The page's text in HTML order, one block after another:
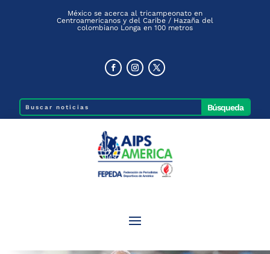
México se acerca al tricampeonato en
Centroamericanos y del Caribe / Hazaña del
colombiano Longa en 100 metros